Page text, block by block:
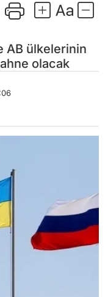
AB ülkelerinin
olacak